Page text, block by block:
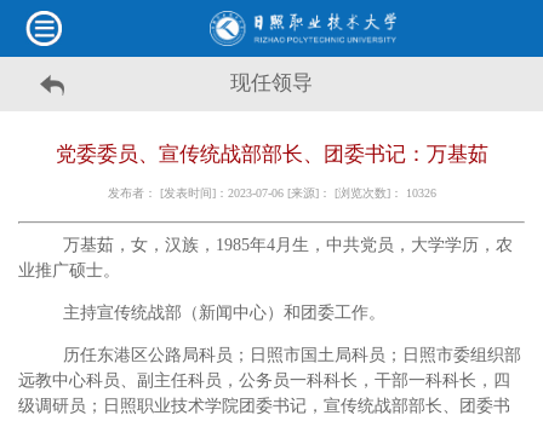
现任领导
党委委员、宣传统战部部长、团委书记：万基茹
发布者： [发表时间]：2023-07-06 [来源]： [浏览次数]： 10326
万基茹，女，汉族， 1985年4月生，中共党员，大学学历，农
业推广硕士。
主持宣传统战部（新闻中心）和团委工作。
历任东港区公路局科员；日照市国土局科员；日照市委组织部
远教中心科员、副主任科员，公务员一科科长，干部一科科长，四
级调研员；日照职业技术学院团委书记，宣传统战部部长、团委书